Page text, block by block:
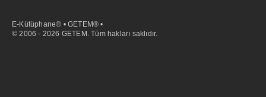
E-Kütüphane® • GETEM® •
© 2006 - 2026 GETEM. Tüm hakları saklıdır.